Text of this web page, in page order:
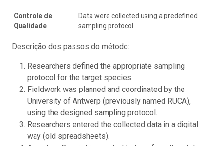
Controle de
Qualidade
Data were collected using a predefined
sampling protocol.
Descrição dos passos do método:
Researchers defined the appropriate sampling
protocol for the target species.
Fieldwork was planned and coordinated by the
University of Antwerp (previously named RUCA),
using the designed sampling protocol.
Researchers entered the collected data in a digital
way (old spreadsheets).